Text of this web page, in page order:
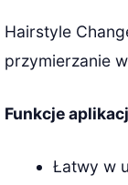
Hairstyle
przymierzanie
Funkcje
Łatwy w